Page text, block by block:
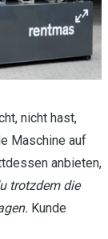
nicht hast,
Maschine auf
anbieten,
trotzdem die
Kunde